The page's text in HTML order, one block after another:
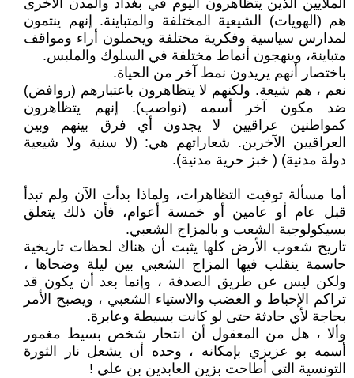
الملايين الذين يتظاهرون اليوم في بغداد والمدن الأخرى
هم (الهويات) الشيعية المختلفة والمتباينة. إنهم ينتمون
لمدارس سياسية وفكرية مختلفة ويحملون أراء ومواقف
متباينة، وينهجون أنماط مختلفة في السلوك والملبس.
باختصار أنهم يريدون نمط آخر من الحياة.
نعم ، هم شيعة. ولكنهم لا يتظاهرون باعتبارهم (روافض)
ضد مكون آخر أسمه (نواصب). إنهم يتظاهرون
كمواطنين عراقيين لا يجدون أي فرق بينهم وبين
العراقيين الآخرين. شعاراتهم هي: (لا سنية ولا شيعية
دولة مدنية) ( خبز حرية مدنية).
أما مسألة توقيت التظاهرات، ولماذا بدأت الآن ولم تبدأ
قبل عام أو عامين أو خمسة أعوام، فأن ذلك يتعلق
بسيكولوجية الشعب و بالمزاج الشعبي.
تاريخ شعوب الأرض كلها يثبت أن هناك لحظات تاريخية
حاسمة ينقلب فيها المزاج الشعبي بين ليلة وضحاها ،
ولكن ليس عن طريق الصدفة ، وإنما بعد أن يكون قد
تراكم الإحباط و الغضب والاستياء الشعبي ، ويصبح الأمر
بحاجة لأي حادثة حتى لو كانت بسيطة وعابرة.
وألا ، هل من المعقول أن انتحار شخص بسيط مغمور
أسمه بو عزيزي بإمكانه ، وحده أن يشعل نار الثورة
التونسية التي أطاحت بزين العابدين بن علي !